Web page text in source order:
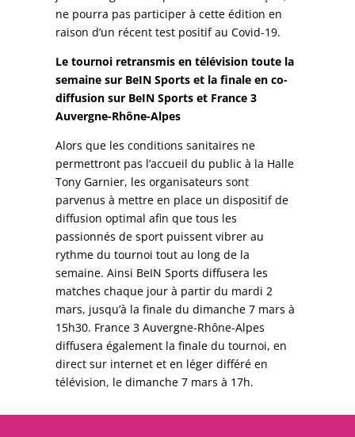
ne pourra pas participer à cette édition en
raison d’un récent test positif au Covid-19.
Le tournoi retransmis en télévision toute la
semaine sur BeIN Sports et la finale en co-
diffusion sur BeIN Sports et France 3
Auvergne-Rhône-Alpes
Alors que les conditions sanitaires ne
permettront pas l’accueil du public à la Halle
Tony Garnier, les organisateurs sont
parvenus à mettre en place un dispositif de
diffusion optimal afin que tous les
passionnés de sport puissent vibrer au
rythme du tournoi tout au long de la
semaine. Ainsi BeIN Sports diffusera les
matches chaque jour à partir du mardi 2
mars, jusqu’à la finale du dimanche 7 mars à
15h30. France 3 Auvergne-Rhône-Alpes
diffusera également la finale du tournoi, en
direct sur internet et en léger différé en
télévision, le dimanche 7 mars à 17h.